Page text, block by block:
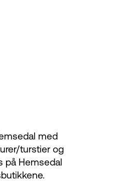
med
turstier og
på Hemsedal